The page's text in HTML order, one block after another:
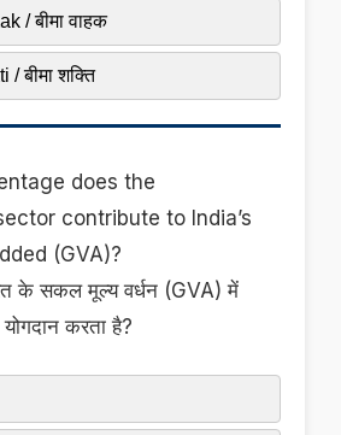
/ बीमा वाहक
बीमा शक्ति
does the
contribute to India’s
(GVA)?
के सकल मूल्य वर्धन (GVA) में
करता है?